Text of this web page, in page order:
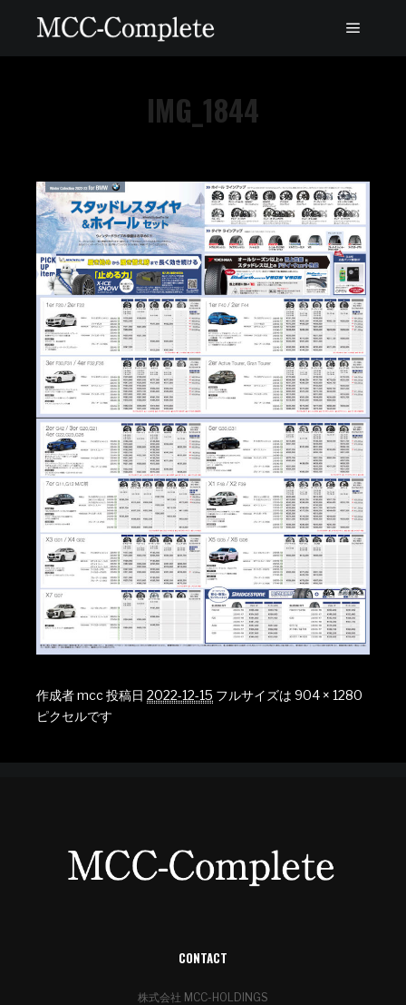
IMG_1844
作成者mcc投稿日 2022-12-15 フルサイズは 904 × 1280
ピクセルです
CONTACT
株式会社 MCC-HOLDINGS